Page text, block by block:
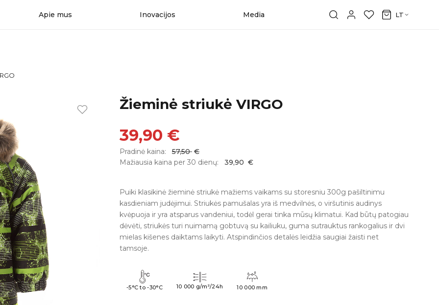
Apie mus Inovacijos Media LT
Žieminė striukė VIRGO
39,90 €
Pradinė kaina: 57,50 €
Mažiausia kaina per 30 dienų:
39,90 €
Puiki klasikinė žieminė striukė mažiems vaikams su storesniu 300g pašiltinimu
kasdieniam judėjimui. Striukės pamušalas yra iš medvilnės, o viršutinis audinys
kvėpuoja ir yra atsparus vandeniui, todėl gerai tinka mūsų klimatui. Kad būtų patogiau
dėvėti, striukės turi nuimamą gobtuvą su kailiuku, guma sutrauktus rankogalius ir dvi
mielas kišenes daiktams laikyti. Atspindinčios detalės leidžia saugiai žaisti net
tamsoje.
-5°C to -30°C 10 000 g/m²/24h 10 000 mm